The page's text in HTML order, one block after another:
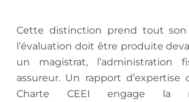
Cette distinction prend tout son
l’évaluation doit être produite
un magistrat, l’administration
assureur. Un rapport d’expertise
Charte CEEI engage la